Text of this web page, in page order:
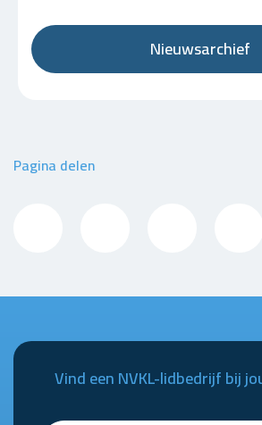
Nieuwsarchief
Pagina delen
Vind een NVKL-lidbedrijf bij